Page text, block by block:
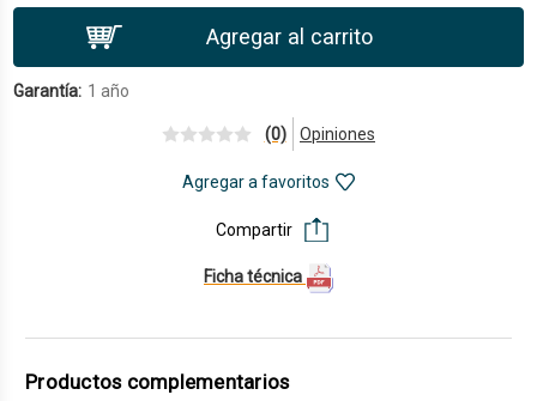
Garantía: 1 año
Ficha técnica
Compartir
(0) Opiniones
Agregar a favoritos
Productos complementarios